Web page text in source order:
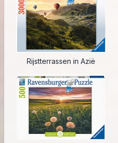
Rijstterrassen in Azië